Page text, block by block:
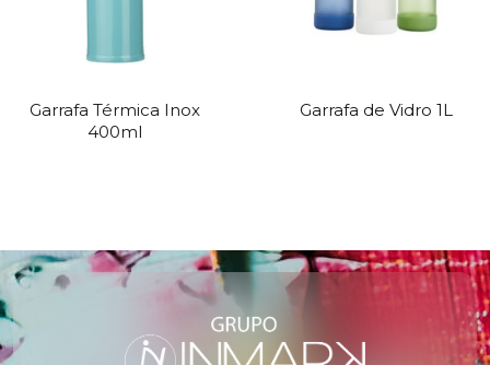
Garrafa Térmica Inox
400ml
Garrafa de Vidro 1L